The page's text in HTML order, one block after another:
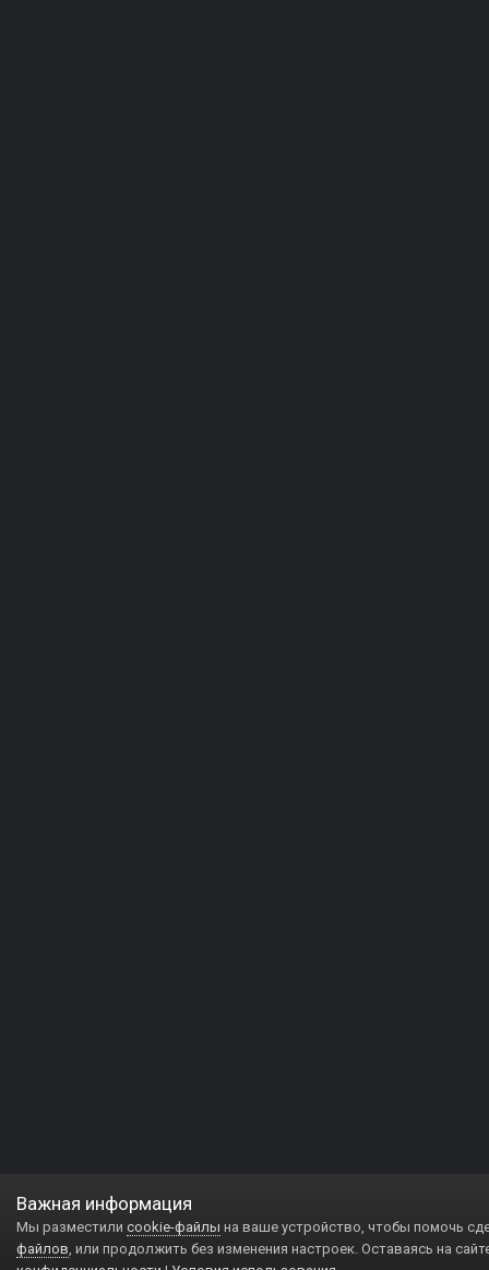
Важная информация
Мы разместили cookie-файлы на ваше устройство, чтобы помочь
файлов, или продолжить без изменения настроек. Оставаясь на